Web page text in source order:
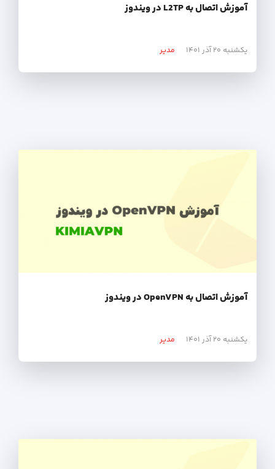
آموزش اتصال به L2TP در ویندوز
یکشنبه ۲۰ آذر ۱۴۰۱ مدیر
آموزش اتصال به OpenVPN در ویندوز
یکشنبه ۲۰ آذر ۱۴۰۱ مدیر